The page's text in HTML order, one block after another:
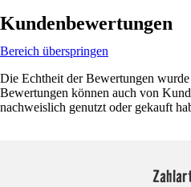
Kundenbewertungen
Bereich überspringen
Die Echtheit der Bewertungen
Bewertungen können auch von
nachweislich genutzt oder gekauft